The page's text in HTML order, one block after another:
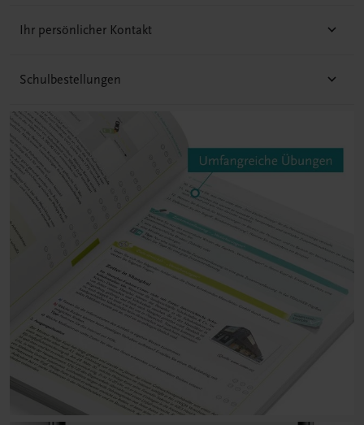
Ihr persönlicher Kontakt
Schulbestellungen